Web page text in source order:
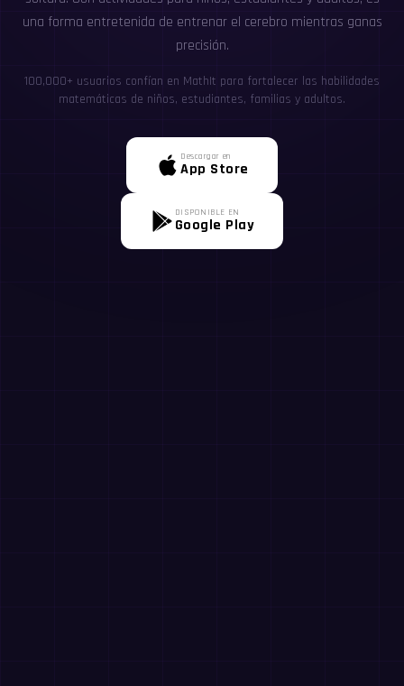
una forma entretenida de entrenar el cerebro mientras ganas
precisión.
100,000+ usuarios confían en MathIt para fortalecer las habilidades
matemáticas de niños, estudiantes, familias y adultos.
Descargar en
App Store
DISPONIBLE EN
Google Play